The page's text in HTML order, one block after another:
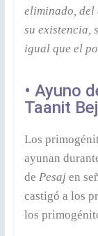
eliminado, del
su existencia,
igual que el
• Ayuno
Taanit
Los
ayunan
de Pesaj en
castigó a los
los